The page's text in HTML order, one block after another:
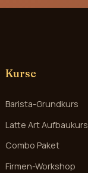
Kurse
Barista-Grundkurs
Latte Art Aufbaukurs
Combo Paket
Firmen-Workshop